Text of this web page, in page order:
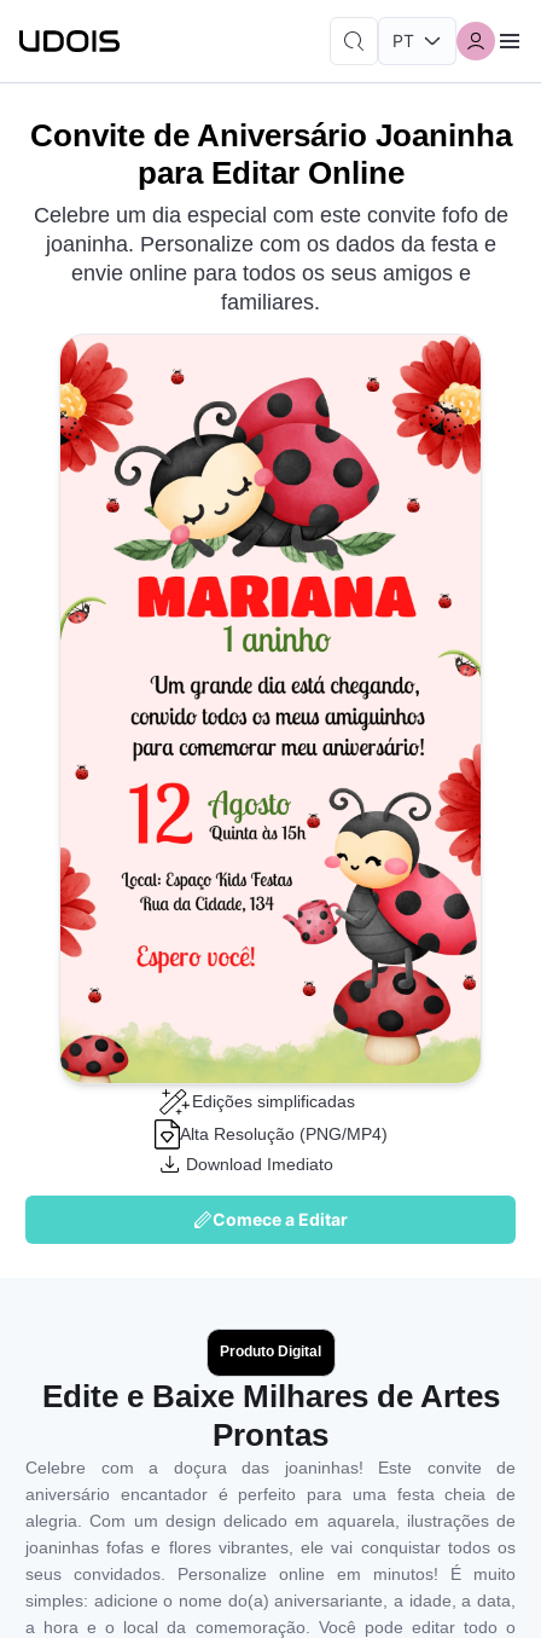
Convite de Aniversário Joaninha
para Editar Online
Celebre um dia especial com este convite fofo de
joaninha. Personalize com os dados da festa e
envie online para todos os seus amigos e
familiares.
Edições simplificadas
Alta Resolução (PNG/MP4)
Download Imediato
Comece a Editar
Produto Digital
Edite e Baixe Milhares de Artes
Prontas
Celebre com a doçura das joaninhas! Este convite de
aniversário encantador é perfeito para uma festa cheia de
alegria. Com um design delicado em aquarela, ilustrações de
joaninhas fofas e flores vibrantes, ele vai conquistar todos os
seus convidados. Personalize online em minutos! É muito
simples: adicione o nome do(a) aniversariante, a idade, a data,
a hora e o local da comemoração. Você pode editar todo o